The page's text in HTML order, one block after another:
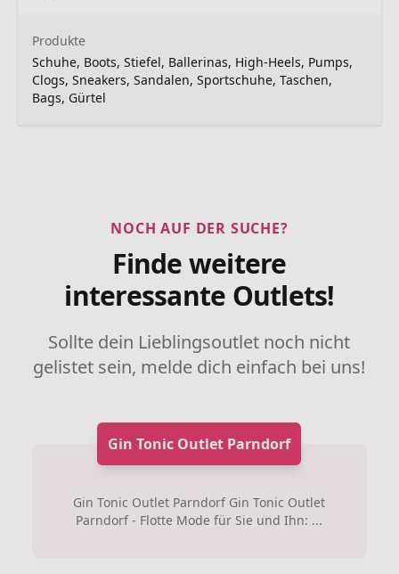
Produkte
Schuhe, Boots, Stiefel, Ballerinas, High-Heels, Pumps,
Clogs, Sneakers, Sandalen, Sportschuhe, Taschen,
Bags, Gürtel
NOCH AUF DER SUCHE?
Finde weitere
interessante Outlets!
Sollte dein Lieblingsoutlet noch nicht
gelistet sein, melde dich einfach bei uns!
Gin Tonic Outlet Parndorf
Gin Tonic Outlet Parndorf Gin Tonic Outlet
Parndorf - Flotte Mode für Sie und Ihn: ...